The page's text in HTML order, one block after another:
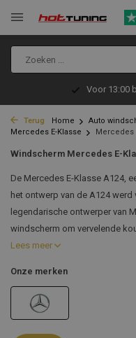
Voor 13:00
Terug Home Auto
Mercedes E-Klasse
Mercedes
Windscherm Mercedes E-
De Mercedes E-Klasse A124,
het ontwerp van de A124
legendarische ontwerper van
windscherm om vervelende
Lees meer
Onze merken